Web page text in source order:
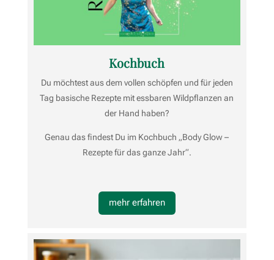
Kochbuch
Du möchtest aus dem vollen schöpfen und für jeden
Tag basische Rezepte mit essbaren Wildpflanzen an
der Hand haben?
Genau das findest Du im Kochbuch „Body Glow –
Rezepte für das ganze Jahr“.
mehr erfahren